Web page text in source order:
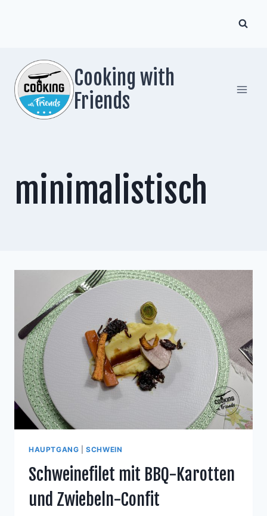
Cooking with
Friends
minimalistisch
HAUPTGANG |SCHWEIN
Schweinefilet mit BBQ-Karotten
und Zwiebeln-Confit